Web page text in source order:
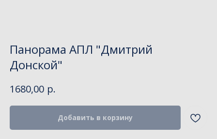
Панорама АПЛ "Дмитрий
Донской"
1680,00 р.
Добавить в корзину